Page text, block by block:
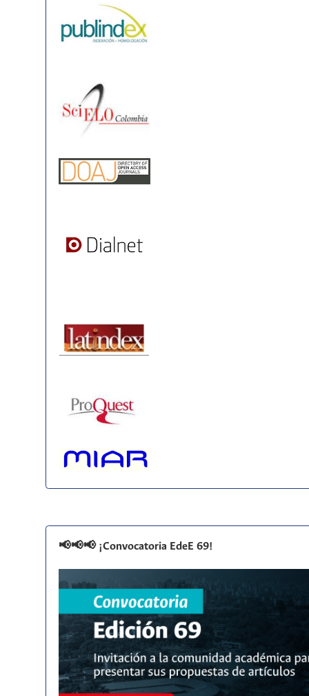
📢📢📢 ¡Convocatoria EdeE 69!